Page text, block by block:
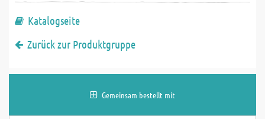
Katalogseite
Zurück zur Produktgruppe
Gemeinsam bestellt mit